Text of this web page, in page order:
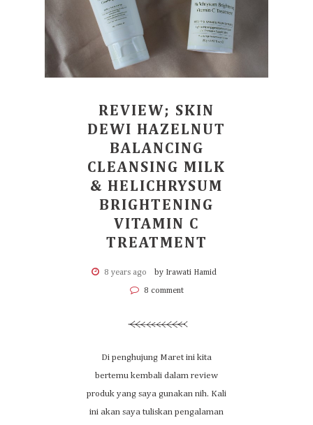
REVIEW; SKIN
DEWI HAZELNUT
BALANCING
CLEANSING MILK
& HELICHRYSUM
BRIGHTENING
VITAMIN C
TREATMENT
8 years ago by Irawati Hamid
8 comment
Di penghujung Maret ini kita
bertemu kembali dalam review
produk yang saya gunakan nih. Kali
ini akan saya tuliskan pengalaman